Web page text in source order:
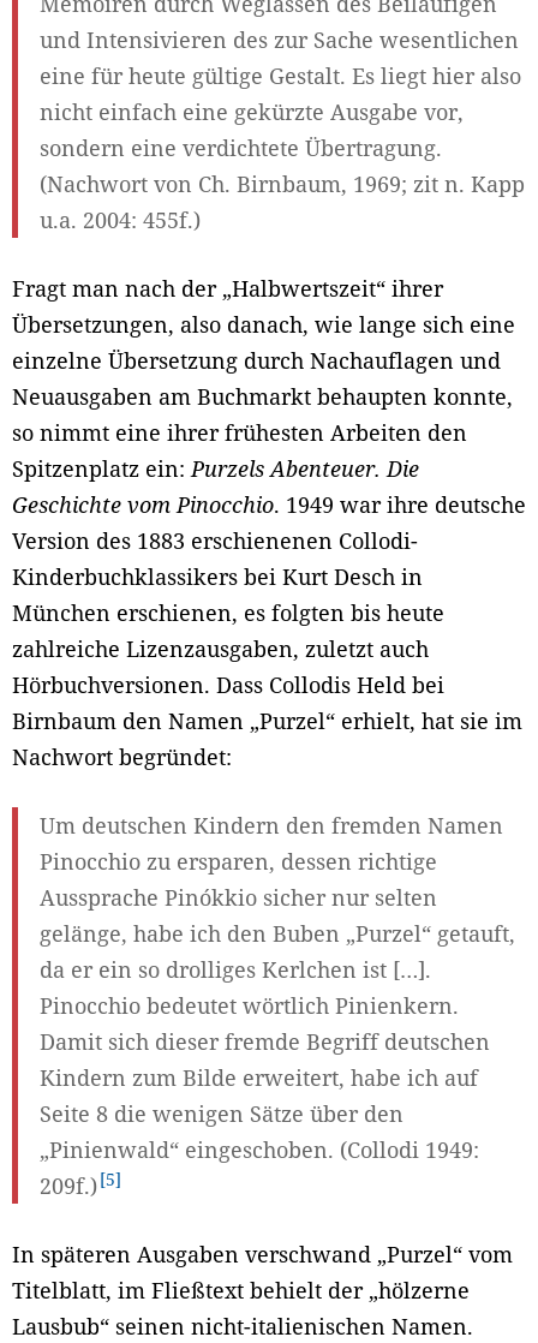
und Intensivieren des zur Sache wesentlichen
eine für heute gültige Gestalt. Es liegt hier also
nicht einfach eine gekürzte Ausgabe vor,
sondern eine verdichtete Übertragung.
(Nachwort von Ch. Birnbaum, 1969; zit n. Kapp
u.a. 2004: 455f.)
Fragt man nach der „Halbwertszeit“ ihrer
Übersetzungen, also danach, wie lange sich eine
einzelne Übersetzung durch Nachauflagen und
Neuausgaben am Buchmarkt behaupten konnte,
so nimmt eine ihrer frühesten Arbeiten den
Spitzenplatz ein: Purzels Abenteuer. Die
Geschichte vom Pinocchio. 1949 war ihre deutsche
Version des 1883 erschienenen Collodi-
Kinderbuchklassikers bei Kurt Desch in
München erschienen, es folgten bis heute
zahlreiche Lizenzausgaben, zuletzt auch
Hörbuchversionen. Dass Collodis Held bei
Birnbaum den Namen „Purzel“ erhielt, hat sie im
Nachwort begründet:
Um deutschen Kindern den fremden Namen
Pinocchio zu ersparen, dessen richtige
Aussprache Pinókkio sicher nur selten
gelänge, habe ich den Buben „Purzel“ getauft,
da er ein so drolliges Kerlchen ist […].
Pinocchio bedeutet wörtlich Pinienkern.
Damit sich dieser fremde Begriff deutschen
Kindern zum Bilde erweitert, habe ich auf
Seite 8 die wenigen Sätze über den
„Pinienwald“ eingeschoben. (Collodi 1949:
209f.) 5
In späteren Ausgaben verschwand „Purzel“ vom
Titelblatt, im Fließtext behielt der „hölzerne
Lausbub“ seinen nicht-italienischen Namen.